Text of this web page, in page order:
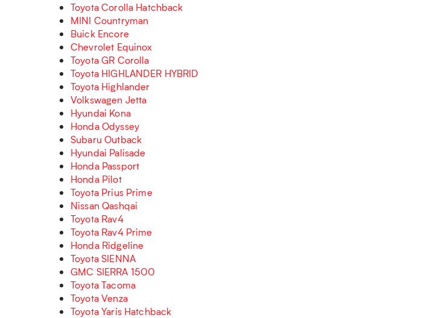
Toyota Corolla Hatchback
MINI Countryman
Buick Encore
Chevrolet Equinox
Toyota GR Corolla
Toyota HIGHLANDER HYBRID
Toyota Highlander
Volkswagen Jetta
Hyundai Kona
Honda Odyssey
Subaru Outback
Hyundai Palisade
Honda Passport
Honda Pilot
Toyota Prius Prime
Nissan Qashqai
Toyota Rav4
Toyota Rav4 Prime
Honda Ridgeline
Toyota SIENNA
GMC SIERRA 1500
Toyota Tacoma
Toyota Venza
Toyota Yaris Hatchback